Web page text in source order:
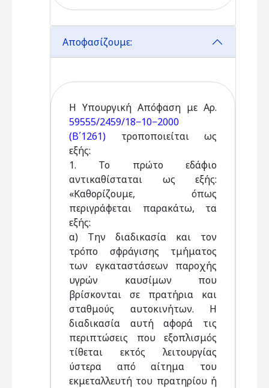
Αποφασίζουμε:
Η Υπουργική Απόφαση με Αρ.
59555/2459/18−10−2000
(Β΄1261) τροποποιείται ως
εξής:
1. Το πρώτο εδάφιο
αντικαθίσταται ως εξής:
«Καθορίζουμε, όπως
περιγράφεται παρακάτω, τα
εξής:
α) Την διαδικασία και τον
τρόπο σφράγισης τμήματος
των εγκαταστάσεων παροχής
υγρών καυσίμων που
βρίσκονται σε πρατήρια και
σταθμούς αυτοκινήτων. Η
διαδικασία αυτή αφορά τις
περιπτώσεις που εξοπλισμός
τίθεται εκτός λειτουργίας
ύστερα από αίτημα του
εκμεταλλευτή του πρατηρίου ή